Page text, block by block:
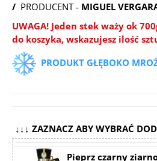
/ PRODUCENT - MIGUEL
UWAGA! Jeden stek waży ok
do koszyka, wskazujesz ilość
PRODUKT GŁĘBOKO
↓↓↓ ZAZNACZ ABY WYBRAĆ
Pieprz czarny